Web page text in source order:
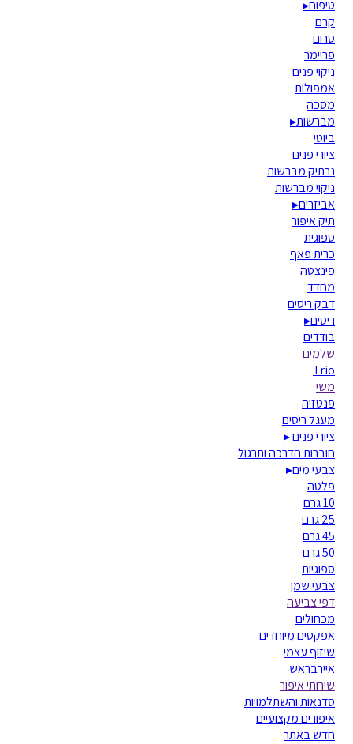
טיפוח▸
קרם
סרום
פריימר
ניקוי פנים
אמפולות
מסכה
מברשות▸
ביוטי
ציורי פנים
נרתיק מברשות
ניקוי מברשות
אביזרים▸
תיק איפור
ספוגית
כרית פאף
פינצטה
מחדד
דבק ריסים
ריסים▸
בודדים
שלמים
Trio
משי
פנטזיה
מעגל ריסים
ציורי פנים▸
חוברות הדרכה ותרגול
צבעי מים▸
פלטה
10 גרם
25 גרם
45 גרם
50 גרם
ספוגיות
צבעי שמן
דפי צביעה
מכחולים
אפקטים מיוחדים
שיזוף עצמי
איירבראש
שירותי איפור
סדנאות והשתלמויות
איפורים מקצועיים
חדש באתר